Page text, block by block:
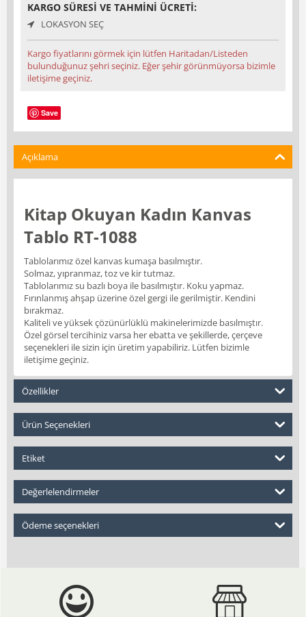
KARGO SÜRESI VE TAHMINI ÜCRETI:
LOKASYON SEÇ
Kargo fiyatlarını görmek için lütfen Haritadan/Listeden
bulunduğunuz şehri seçiniz. Eğer şehir görünmüyorsa bizimle
iletişime geçiniz.
Save
Açıklama
Kitap Okuyan Kadın Kanvas
Tablo RT-1088
Tablolarımız özel kanvas kumaşa basılmıştır.
Solmaz, yıpranmaz, toz ve kir tutmaz.
Tablolarımız su bazlı boya ile basılmıştır. Koku yapmaz.
Fırınlanmış ahşap üzerine özel gergi ile gerilmiştir. Kendini
bırakmaz.
Kaliteli ve yüksek çözünürlüklü makinelerimizde basılmıştır.
Özel görsel tercihiniz varsa her ebatta ve şekillerde, çerçeve
seçenekleri ile sizin için üretim yapabiliriz. Lütfen bizimle
iletişime geçiniz.
Özellikler
Ürün Seçenekleri
Etiket
Değerlelendirmeler
Ödeme seçenekleri